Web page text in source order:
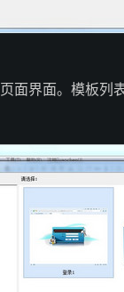
面界面。模板列